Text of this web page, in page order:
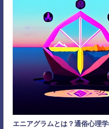
エニアグラムとは？通俗心理